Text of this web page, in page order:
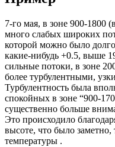
7-го мая, в зоне 900-1800
много слабых широких
которой можно было
какие-нибудь +0.5, выше
сильные потоки, в зоне
более турбулентными,
Турбулентность была
спокойных в зоне “900-
существенно больше
Это происходило
высоте, что было
температуры .